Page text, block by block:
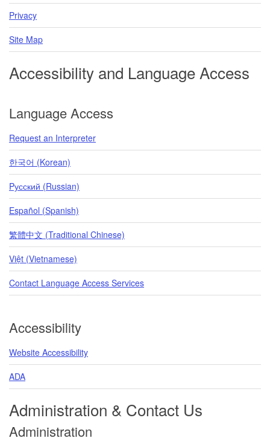
Privacy
Site Map
Accessibility and Language Access
Language Access
Request an Interpreter
한국어 (Korean)
Pусский (Russian)
Español (Spanish)
繁體中文 (Traditional Chinese)
Việt (Vietnamese)
Contact Language Access Services
Accessibility
Website Accessibility
ADA
Administration & Contact Us
Administration